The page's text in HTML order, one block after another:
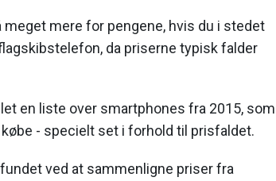
meget mere for pengene, hvis du i stedet
da priserne typisk falder
en liste over smartphones fra 2015, som
- specielt set i forhold til prisfaldet.
ved at sammenligne priser fra